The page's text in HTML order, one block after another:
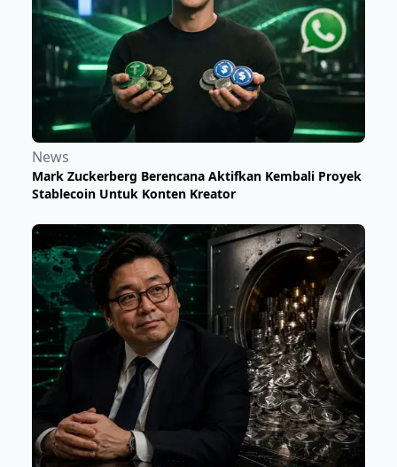
News
Mark Zuckerberg Berencana Aktifkan Kembali Proyek
Stablecoin Untuk Konten Kreator